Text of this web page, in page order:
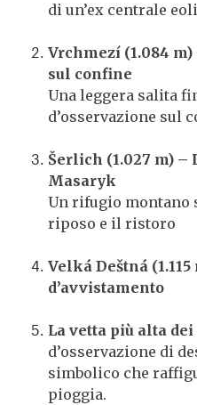
di un’ex centrale
Vrchmezí (1.084
sul confine
Una leggera salita
d’osservazione sul
Šerlich (1.027 m) –
Masaryk
Un rifugio montano
riposo e il ristoro
Velká Deštná
d’avvistamento
La vetta più alta
d’osservazione di
simbolico che
pioggia.